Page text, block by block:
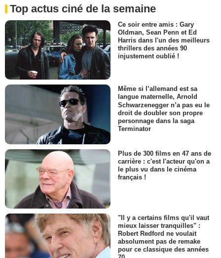
Top actus ciné de la semaine
Ce soir entre amis : Gary
Oldman, Sean Penn et Ed
Harris dans l'un des meilleurs
thrillers des années 90
injustement oublié !
Même si l’allemand est sa
langue maternelle, Arnold
Schwarzenegger n’a pas eu le
droit de doubler son propre
personnage dans la saga
Terminator
Plus de 300 films en 47 ans de
carrière : c'est l'acteur qu'on a
le plus vu dans le cinéma
français !
"Il y a certains films qu'il vaut
mieux laisser tranquilles" :
Robert Redford ne voulait
absolument pas de remake
pour ce classique des années